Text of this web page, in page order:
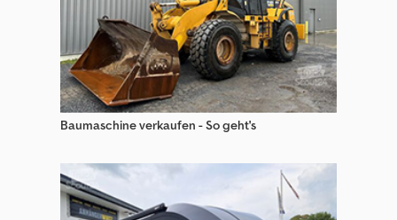
Baumaschine verkaufen - So geht's